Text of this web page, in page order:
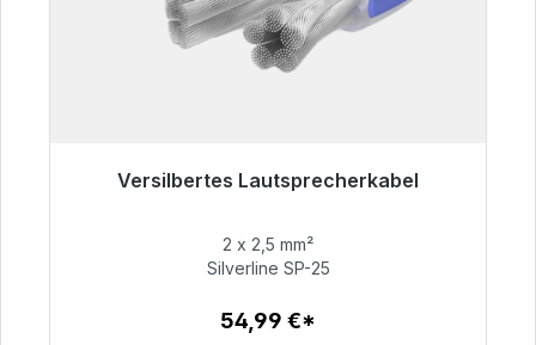
Versilbertes Lautsprecherkabel
54,99 €
2 x 2,5 mm²
Silverline SP-25
54,99 €*